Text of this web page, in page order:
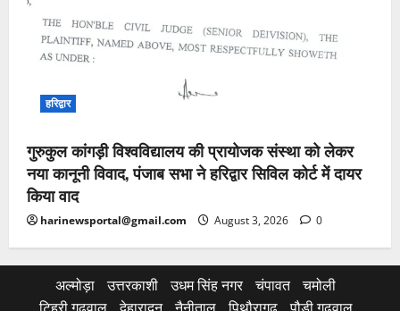
हरिद्वार
गुरुकुल कांगड़ी विश्वविद्यालय की प्रायोजक संस्था को लेकर
नया कानूनी विवाद, पंजाब सभा ने हरिद्वार सिविल कोर्ट में दायर
किया वाद
harinewsportal@gmail.com August 3, 2026 0
अल्मोड़ा उत्तरकाशी उधम सिंह नगर चंपावत
चमोली